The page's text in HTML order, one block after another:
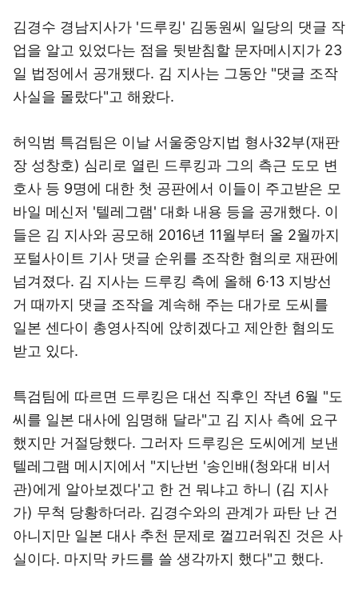
김경수 경남지사가 '드루킹' 김동원씨 일당의 댓글 작
업을 알고 있었다는 점을 뒷받침할 문자메시지가 23
일 법정에서 공개됐다. 김 지사는 그동안 "댓글 조작
사실을 몰랐다"고 해왔다.
허익범 특검팀은 이날 서울중앙지법 형사32부(재판
장 성창호) 심리로 열린 드루킹과 그의 측근 도모 변
호사 등 9명에 대한 첫 공판에서 이들이 주고받은 모
바일 메신저 '텔레그램' 대화 내용 등을 공개했다. 이
들은 김 지사와 공모해 2016년 11월부터 올 2월까지
포털사이트 기사 댓글 순위를 조작한 혐의로 재판에
넘겨졌다. 김 지사는 드루킹 측에 올해 6·13 지방선
거 때까지 댓글 조작을 계속해 주는 대가로 도씨를
일본 센다이 총영사직에 앉히겠다고 제안한 혐의도
받고 있다.
특검팀에 따르면 드루킹은 대선 직후인 작년 6월 "도
씨를 일본 대사에 임명해 달라"고 김 지사 측에 요구
했지만 거절당했다. 그러자 드루킹은 도씨에게 보낸
텔레그램 메시지에서 "지난번 '송인배(청와대 비서
관)에게 알아보겠다'고 한 건 뭐냐고 하니 (김 지사
가) 무척 당황하더라. 김경수와의 관계가 파탄 난 건
아니지만 일본 대사 추천 문제로 껄끄러워진 것은 사
실이다. 마지막 카드를 쓸 생각까지 했다"고 했다.